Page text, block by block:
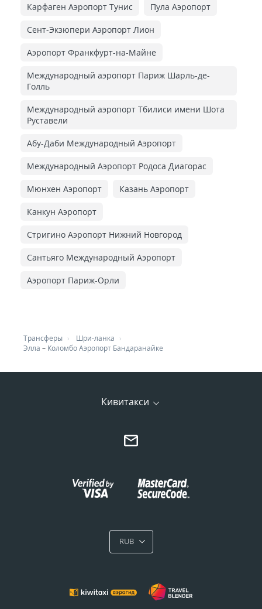
Карфаген Аэропорт Тунис Пула Аэропорт
Сент-Экзюпери Аэропорт Лион
Аэропорт Франкфурт-на-Майне
Международный аэропорт Париж Шарль-де-
Голль
Международный аэропорт Тбилиси имени Шота
Руставели
Абу-Даби Международный Аэропорт
Международный Аэропорт Родоса Диагорас
Мюнхен Аэропорт Казань Аэропорт
Канкун Аэропорт
Стригино Аэропорт Нижний Новгород
Сантьяго Международный Аэропорт
Аэропорт Париж-Орли
Трансферы
Шри-ланка
Элла – Коломбо Аэропорт Бандаранайке
Кивитакси
RUB